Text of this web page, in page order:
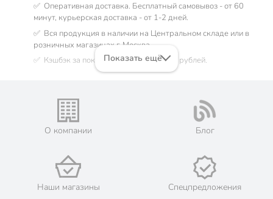
✅ Оперативная доставка. Бесплатный самовывоз - от 60
минут, курьерская доставка - от 1-2 дней.
✅ Вся продукция в наличии на Центральном складе или в
розничных магазинах г. Москва.
✅ Кэшбэк за покупку до 182 бонусных рублей.
Показать ещё
О компании Блог
Наши магазины Спецпредложения